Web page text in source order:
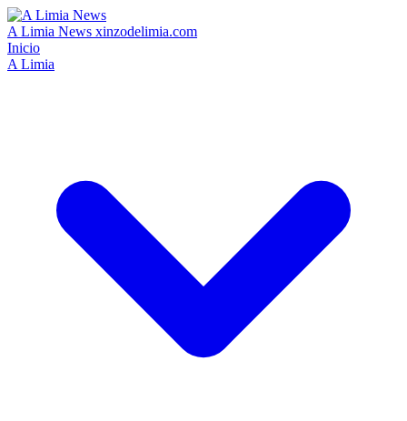
A Limia News xinzodelimia.com
Inicio
A Limia